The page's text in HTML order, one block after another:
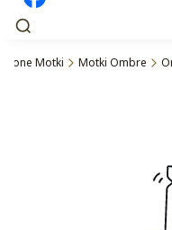
Otwórz wyszukiwarkę
Szukaj
Motki Motki Ombre